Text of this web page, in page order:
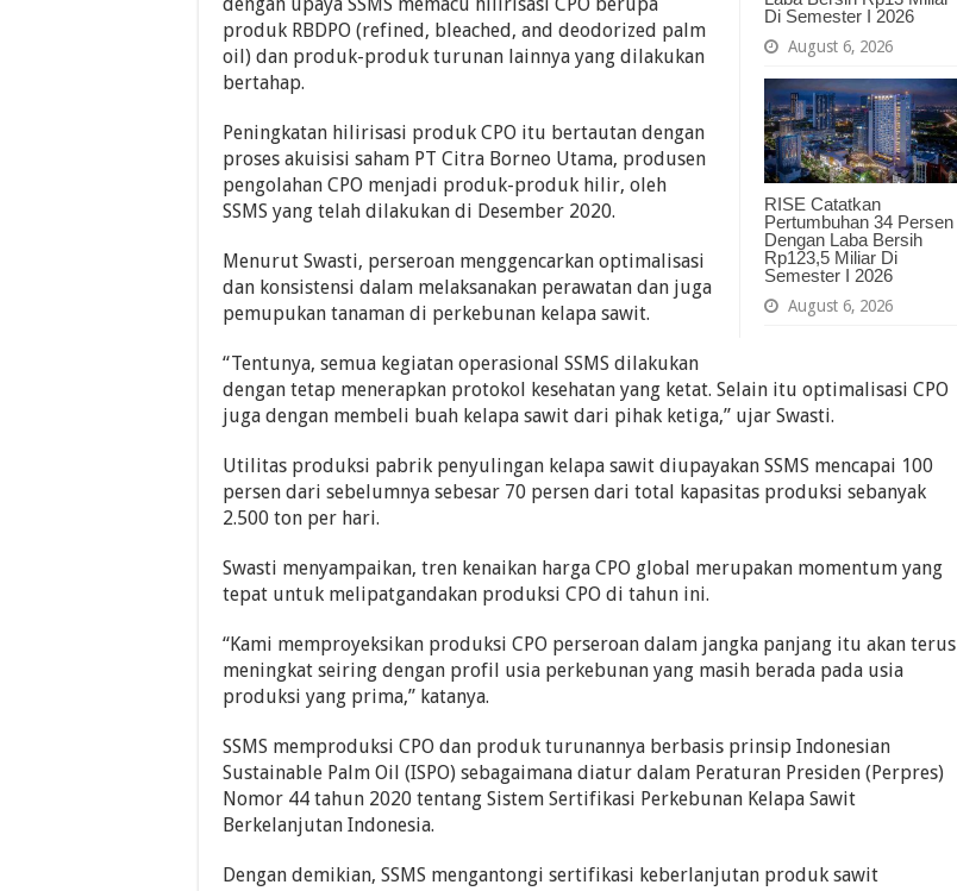
Di Semester I 2026
August 6, 2026
RISE Catatkan
Pertumbuhan 34 Persen
Dengan Laba Bersih
Rp123,5 Miliar Di
Semester I 2026
August 6, 2026
produk RBDPO (refined, bleached, and deodorized palm
oil) dan produk-produk turunan lainnya yang dilakukan
bertahap.
Peningkatan hilirisasi produk CPO itu bertautan dengan
proses akuisisi saham PT Citra Borneo Utama, produsen
pengolahan CPO menjadi produk-produk hilir, oleh
SSMS yang telah dilakukan di Desember 2020.
Menurut Swasti, perseroan menggencarkan optimalisasi
dan konsistensi dalam melaksanakan perawatan dan juga
pemupukan tanaman di perkebunan kelapa sawit.
“Tentunya, semua kegiatan operasional SSMS dilakukan
dengan tetap menerapkan protokol kesehatan yang ketat. Selain itu optimalisasi CPO
juga dengan membeli buah kelapa sawit dari pihak ketiga,” ujar Swasti.
Utilitas produksi pabrik penyulingan kelapa sawit diupayakan SSMS mencapai 100
persen dari sebelumnya sebesar 70 persen dari total kapasitas produksi sebanyak
2.500 ton per hari.
Swasti menyampaikan, tren kenaikan harga CPO global merupakan momentum yang
tepat untuk melipatgandakan produksi CPO di tahun ini.
“Kami memproyeksikan produksi CPO perseroan dalam jangka panjang itu akan terus
meningkat seiring dengan profil usia perkebunan yang masih berada pada usia
produksi yang prima,” katanya.
SSMS memproduksi CPO dan produk turunannya berbasis prinsip Indonesian
Sustainable Palm Oil (ISPO) sebagaimana diatur dalam Peraturan Presiden (Perpres)
Nomor 44 tahun 2020 tentang Sistem Sertifikasi Perkebunan Kelapa Sawit
Berkelanjutan Indonesia.
Dengan demikian, SSMS mengantongi sertifikasi keberlanjutan produk sawit